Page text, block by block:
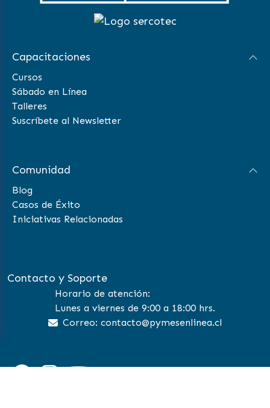
Capacitaciones
Cursos
Sábado en Línea
Talleres
Suscríbete al Newsletter
Comunidad
Blog
Casos de Éxito
Iniciativas Relacionadas
Contacto y Soporte
Horario de atención:
Lunes a viernes de 9:00 a 18:00 hrs.
Correo: contacto@pymesenlinea.cl